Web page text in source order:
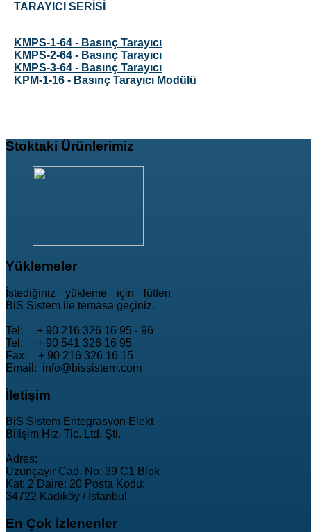
TARAYICI SERİSİ
KMPS-1-64 - Basınç Tarayıcı
KMPS-2-64 - Basınç Tarayıcı
KMPS-3-64 - Basınç Tarayıcı
KPM-1-16 - Basınç Tarayıcı Modülü
Stoktaki Ürünlerimiz
Yüklemeler
İstediğiniz yükleme için lütfen
BiS Sistem ile temasa geçiniz.
Tel: + 90 216 326 16 95 - 96
Tel: + 90 541 326 16 95
Fax: + 90 216 326 16 15
Email: info@bissistem.com
İletişim
BiS Sistem Entegrasyon Elekt.
Bilişim Hiz. Tic. Ltd. Şti.
Adres:
Uzunçayır Cad. No: 39 C1 Blok
Kat: 2 Daire: 20 Posta Kodu:
34722 Kadıköy / İstanbul
En Çok İzlenenler